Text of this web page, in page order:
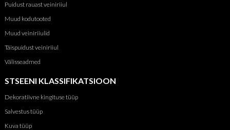
Puidust rauast veiniriiul
Muud kodutooted
Muud veiniriiulid
Täispuidust veiniriiul
Välisseadmed
STSEENI KLASSIFIKATSIOON
Dekoratiivne kingituse tüüp
Salvestus tüüp
Kuva tüüp